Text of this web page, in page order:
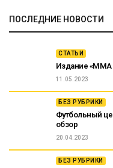
ПОСЛЕДНИЕ НОВОСТИ
СТАТЬИ
Издание «ММА
11.05.2023
БЕЗ РУБРИКИ
Футбольный
обзор
20.04.2023
БЕЗ РУБРИКИ